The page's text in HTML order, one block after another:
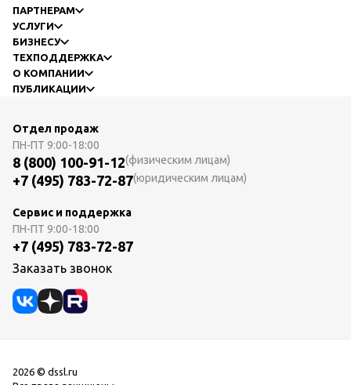
ПАРТНЕРАМ
УСЛУГИ
БИЗНЕСУ
ТЕХПОДДЕРЖКА
О КОМПАНИИ
ПУБЛИКАЦИИ
Отдел продаж
ПН-ПТ 9:00-18:00
8 (800) 100-91-12(физическим лицам)
+7 (495) 783-72-87(юридическим лицам)
Сервис и поддержка
ПН-ПТ 9:00-18:00
+7 (495) 783-72-87
Заказать звонок
2026 © dssl.ru